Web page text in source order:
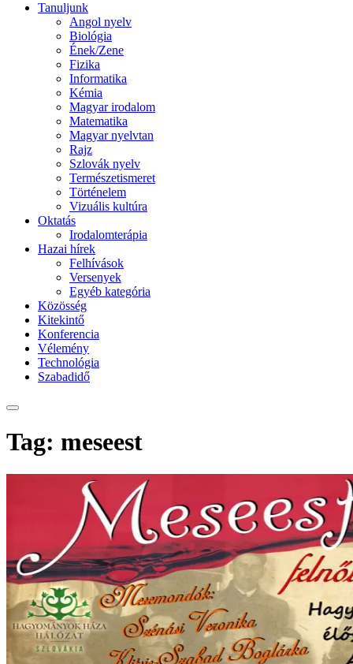
Tanuljunk
Angol nyelv
Biológia
Ének/Zene
Fizika
Informatika
Kémia
Magyar irodalom
Matematika
Magyar nyelvtan
Rajz
Szlovák nyelv
Természetismeret
Történelem
Vizuális kultúra
Oktatás
Irodalomterápia
Hazai hírek
Felhívások
Versenyek
Egyéb kategória
Közösség
Kitekintő
Konferencia
Vélemény
Technológia
Szabadidő
Tag: meseest